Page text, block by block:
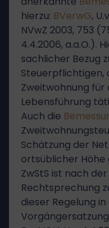
hierzu: BVerwG,
NVwZ 2003, 753
4.4.2006, a.a.O.).
sachlicher Bezug
Steuerpflichtigen,
Zweitwohnung für
Lebensführung
Auch die
Schätzung der
ortsüblicher Höhe
ZwStS ist nach
Rechtsprechung
dieser Regelung